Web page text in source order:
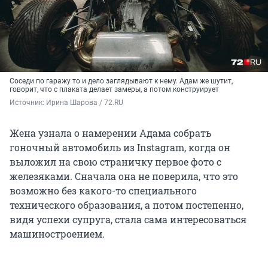
Соседи по гаражу то и дело заглядывают к нему. Адам же шутит,
говорит, что с плаката делает замеры, а потом конструирует
Источник: Ирина Шарова / 72.RU
Жена узнала о намерении Адама собрать
гоночный автомобиль из Instagram, когда он
выложил на свою страничку первое фото с
железяками. Сначала она не поверила, что это
возможно без какого-то специального
технического образования, а потом постепенно,
видя успехи супруга, стала сама интересоваться
машиностроением.